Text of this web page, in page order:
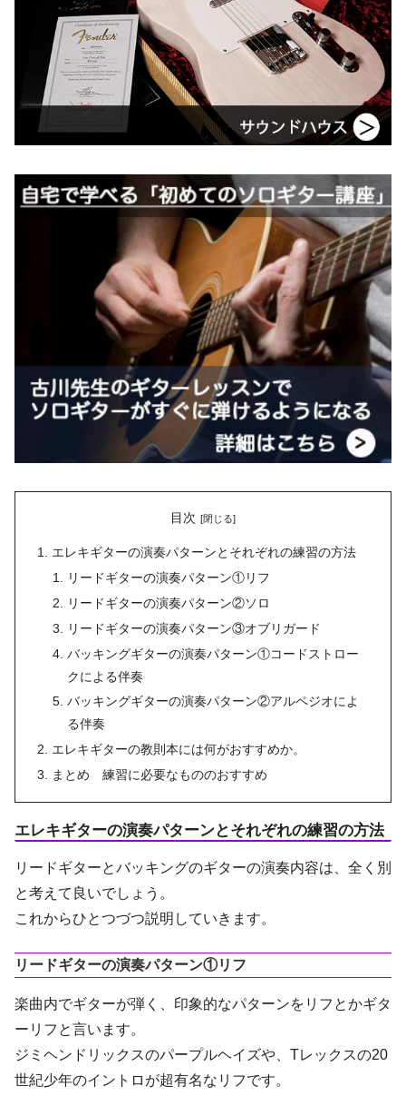
目次
エレキギターの演奏パターンとそれぞれの練習の方法
リードギターの演奏パターン①リフ
リードギターの演奏パターン②ソロ
リードギターの演奏パターン③オブリガード
バッキングギターの演奏パターン①コードストロー
クによる伴奏
バッキングギターの演奏パターン②アルペジオによ
る伴奏
エレキギターの教則本には何がおすすめか。
まとめ 練習に必要なもののおすすめ
エレキギターの演奏パターンとそれぞれの練習の方法
リードギターとバッキングのギターの演奏内容は、全く別
と考えて良いでしょう。
これからひとつづつ説明していきます。
リードギターの演奏パターン①リフ
楽曲内でギターが弾く、印象的なパターンをリフとかギタ
ーリフと言います。
ジミヘンドリックスのパープルヘイズや、Tレックスの20
世紀少年のイントロが超有名なリフです。